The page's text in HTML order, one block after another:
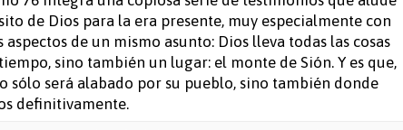
76
de Dios para la era presente, muy especialmente con
de un mismo asunto: Dios lleva todas las cosas
sino también un lugar: el monte de Sión. Y es que,
sólo será alabado por su pueblo, sino también donde
definitivamente.